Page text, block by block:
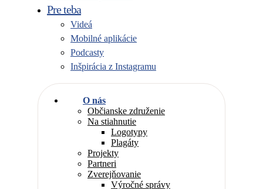
Pre teba
Videá
Mobilné aplikácie
Podcasty
Inšpirácia z Instagramu
O nás
Občianske združenie
Na stiahnutie
Logotypy
Plagáty
Projekty
Partneri
Zverejňovanie
Výročné správy